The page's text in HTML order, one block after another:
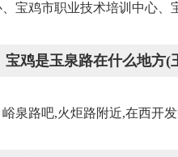
、宝鸡市职业技术培训中心、
宝鸡是玉泉路在什么地方(
峪泉路吧,火炬路附近,在西开